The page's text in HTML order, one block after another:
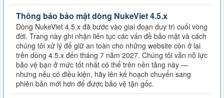
Thông báo bảo mật dòng NukeViet 4.5.x
Dòng NukeViet 4.5.x đã bước vào giai đoạn duy trì cuối vòng
đời. Trang này ghi nhận liên tục các vấn đề bảo mật và cách
chúng tôi xử lý để giữ an toàn cho những website còn ở lại
trên dòng 4.5.x đến tháng 7 năm 2027. Chúng tôi vẫn nỗ lực
bảo vệ bạn ở mức tốt nhất có thể trên nền tảng này —
nhưng nếu có điều kiện, hãy lên kế hoạch chuyển sang
phiên bản mới hơn để được bảo vệ tận gốc.